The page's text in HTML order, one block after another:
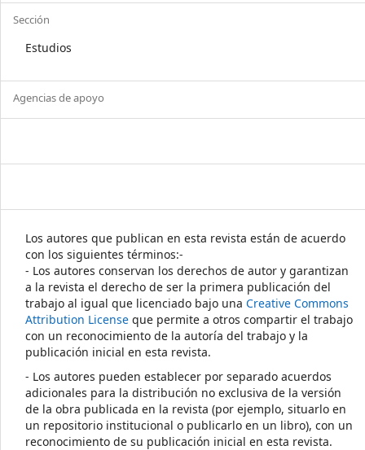
Sección
Estudios
Agencias de apoyo
Los autores que publican en esta revista están de acuerdo
con los siguientes términos:-
- Los autores conservan los derechos de autor y garantizan
a la revista el derecho de ser la primera publicación del
trabajo al igual que licenciado bajo una Creative Commons
Attribution License que permite a otros compartir el trabajo
con un reconocimiento de la autoría del trabajo y la
publicación inicial en esta revista.
- Los autores pueden establecer por separado acuerdos
adicionales para la distribución no exclusiva de la versión
de la obra publicada en la revista (por ejemplo, situarlo en
un repositorio institucional o publicarlo en un libro), con un
reconocimiento de su publicación inicial en esta revista.